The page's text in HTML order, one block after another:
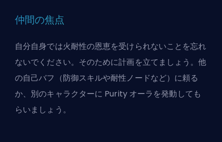
仲間の焦点
自分自身では火耐性の恩恵を受けられないことを忘れ
ないでください。そのために計画を立てましょう。他
の自己バフ（防御スキルや耐性ノードなど）に頼る
か、別のキャラクターに Purity オーラを発動しても
らいましょう。